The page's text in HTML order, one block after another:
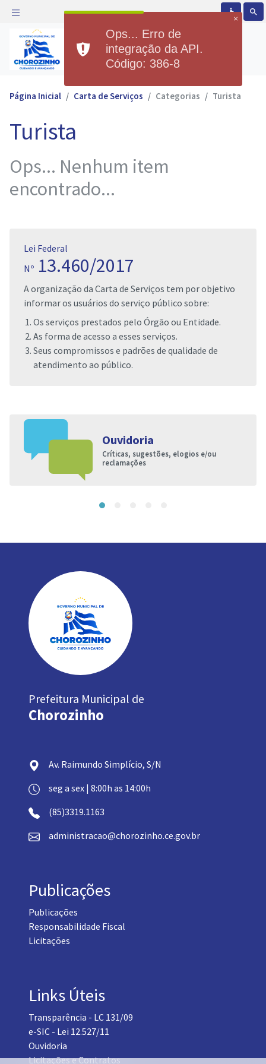
accessible search
Prefeitura Municipal de
Chorozinho
Página Inicial Carta de Serviços Categorias Turista
Turista
Ops... Nenhum item
encontrado...
Lei Federal
Nº 13.460/2017
A organização da Carta de Serviços tem por objetivo
informar os usuários do serviço público sobre:
Os serviços prestados pelo Órgão ou Entidade.
As forma de acesso a esses serviços.
Seus compromissos e padrões de qualidade de
atendimento ao público.
Ouvidoria
Críticas, sugestões, elogios e/ou
reclamações
Prefeitura Municipal de
Chorozinho
Av. Raimundo Simplício, S/N
seg a sex | 8:00h as 14:00h
(85)3319.1163
administracao@chorozinho.ce.gov.br
Publicações
Publicações
Responsabilidade Fiscal
Licitações
Links Úteis
Transparência - LC 131/09
e-SIC - Lei 12.527/11
Ouvidoria
Licitações e Contratos
×
Ops... Erro de
integração da API.
Código: 386-8